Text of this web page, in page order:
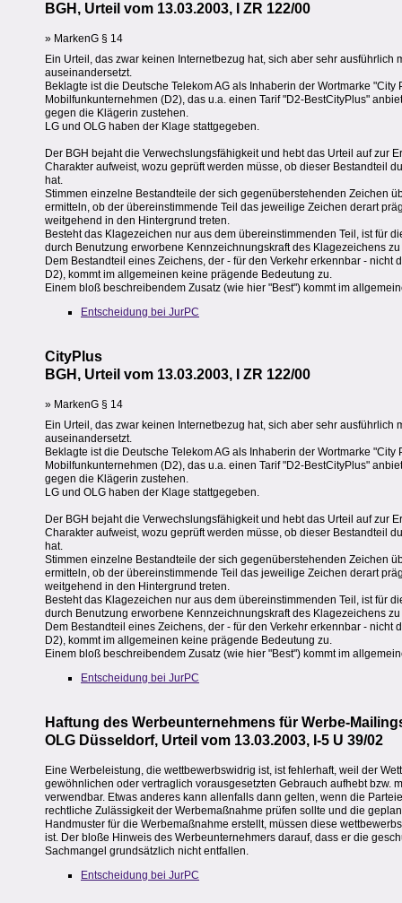
BGH, Urteil vom 13.03.2003, I ZR 122/00
» MarkenG § 14
Ein Urteil, das zwar keinen Internetbezug hat, sich aber sehr
auseinandersetzt.
Beklagte ist die Deutsche Telekom AG als Inhaberin der Wortmarke
Mobilfunkunternehmen (D2), das u.a. einen Tarif "D2-BestCityPlus"
gegen die Klägerin zustehen.
LG und OLG haben der Klage stattgegeben.
Der BGH bejaht die Verwechslungsfähigkeit und hebt das Urteil auf zur
Charakter aufweist, wozu geprüft werden müsse, ob dieser Bestandteil
hat.
Stimmen einzelne Bestandteile der sich gegenüberstehenden Zeichen
ermitteln, ob der übereinstimmende Teil das jeweilige Zeichen derart
weitgehend in den Hintergrund treten.
Besteht das Klagezeichen nur aus dem übereinstimmenden Teil, ist für
durch Benutzung erworbene Kennzeichnungskraft des Klagezeichens
Dem Bestandteil eines Zeichens, der - für den Verkehr erkennbar -
D2), kommt im allgemeinen keine prägende Bedeutung zu.
Einem bloß beschreibendem Zusatz (wie hier "Best") kommt im
Entscheidung bei JurPC
CityPlus
BGH, Urteil vom 13.03.2003, I ZR 122/00
» MarkenG § 14
Ein Urteil, das zwar keinen Internetbezug hat, sich aber sehr
auseinandersetzt.
Beklagte ist die Deutsche Telekom AG als Inhaberin der Wortmarke
Mobilfunkunternehmen (D2), das u.a. einen Tarif "D2-BestCityPlus"
gegen die Klägerin zustehen.
LG und OLG haben der Klage stattgegeben.
Der BGH bejaht die Verwechslungsfähigkeit und hebt das Urteil auf zur
Charakter aufweist, wozu geprüft werden müsse, ob dieser Bestandteil
hat.
Stimmen einzelne Bestandteile der sich gegenüberstehenden Zeichen
ermitteln, ob der übereinstimmende Teil das jeweilige Zeichen derart
weitgehend in den Hintergrund treten.
Besteht das Klagezeichen nur aus dem übereinstimmenden Teil, ist für
durch Benutzung erworbene Kennzeichnungskraft des Klagezeichens
Dem Bestandteil eines Zeichens, der - für den Verkehr erkennbar -
D2), kommt im allgemeinen keine prägende Bedeutung zu.
Einem bloß beschreibendem Zusatz (wie hier "Best") kommt im
Entscheidung bei JurPC
Haftung des Werbeunternehmens für Werbe-
OLG Düsseldorf, Urteil vom 13.03.2003, I-5 U 39/02
Eine Werbeleistung, die wettbewerbswidrig ist, ist fehlerhaft, weil der
gewöhnlichen oder vertraglich vorausgesetzten Gebrauch aufhebt bzw.
verwendbar. Etwas anderes kann allenfalls dann gelten, wenn die
rechtliche Zulässigkeit der Werbemaßnahme prüfen sollte und die
Handmuster für die Werbemaßnahme erstellt, müssen diese
ist. Der bloße Hinweis des Werbeunternehmers darauf, dass er die
Sachmangel grundsätzlich nicht entfallen.
Entscheidung bei JurPC